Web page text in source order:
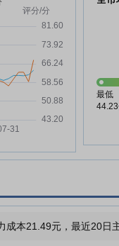
最低
成本21.49元，最近20日